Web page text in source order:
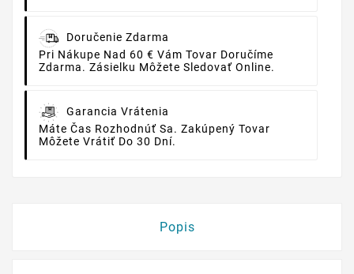
Doručenie Zdarma
Pri Nákupe Nad 60 € Vám Tovar Doručíme
Zdarma. Zásielku Môžete Sledovať Online.
Garancia Vrátenia
Máte Čas Rozhodnúť Sa. Zakúpený Tovar
Môžete Vrátiť Do 30 Dní.
Popis